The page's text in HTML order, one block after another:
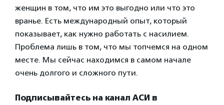
женщин в том, что им это выгодно или что это
вранье. Есть международный опыт, который
показывает, как нужно работать с насилием.
Проблема лишь в том, что мы топчемся на одном
месте. Мы сейчас находимся в самом начале
очень долгого и сложного пути.
Подписывайтесь на канал АСИ в